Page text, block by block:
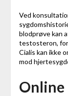
Ved
blodprøve kan
testosteron,
Cialis kan ikke
mod
Online